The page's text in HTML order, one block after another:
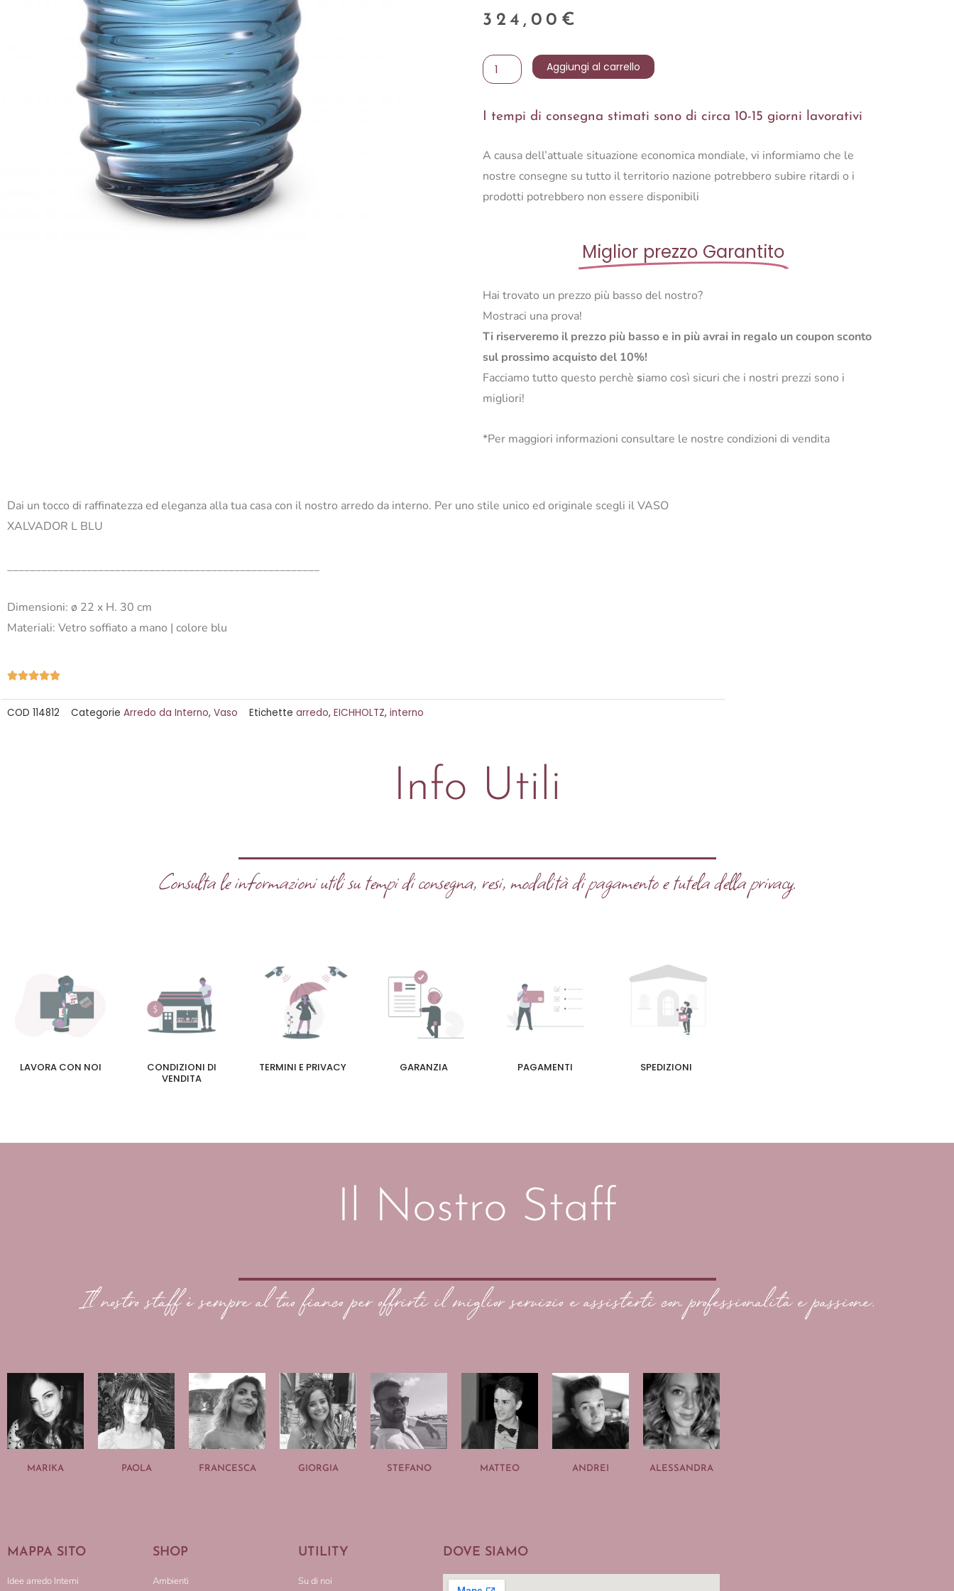
324,00 €
VASO
XALVADOR
BLU
Aggiungi al carrello
I tempi di consegna stimati sono di circa 10-15 giorni lavorativi
A causa dell’attuale situazione economica mondiale, vi informiamo che le
nostre consegne su tutto il territorio nazione potrebbero subire ritardi o i
prodotti potrebbero non essere disponibili
Miglior prezzo Garantito
Hai trovato un prezzo più basso del nostro?
Mostraci una prova!
Ti riserveremo il prezzo più basso e in più avrai in regalo un coupon sconto
sul prossimo acquisto del 10%!
Facciamo tutto questo perchè siamo così sicuri che i nostri prezzi sono i
migliori!
*Per maggiori informazioni consultare le nostre condizioni di vendita
Dai un tocco di raffinatezza ed eleganza alla tua casa con il nostro arredo da interno. Per uno stile unico ed originale scegli il VASO
XALVADOR L BLU
_______________________________________________________
Dimensioni: ø 22 x H. 30 cm
Materiali: Vetro soffiato a mano | colore blu
Valutazione
COD 114812 Categorie Arredo da Interno, Vaso Etichette arredo, EICHHOLTZ, interno
Info Utili
Consulta le informazioni utili su tempi di consegna, resi, modalità di pagamento e tutela della privacy.
LAVORA CON NOI
CONDIZIONI DI
VENDITA
TERMINI E PRIVACY GARANZIA PAGAMENTI SPEDIZIONI
Il Nostro Staff
Il nostro staff è sempre al tuo fianco per offrirti il miglior servizio e assisterti con professionalità e passione.
MARIKA PAOLA FRANCESCA GIORGIA STEFANO MATTEO ANDREI ALESSANDRA
MAPPA SITO
Idee arredo Interni
SHOP
Ambienti
UTILITY
Su di noi
DOVE SIAMO